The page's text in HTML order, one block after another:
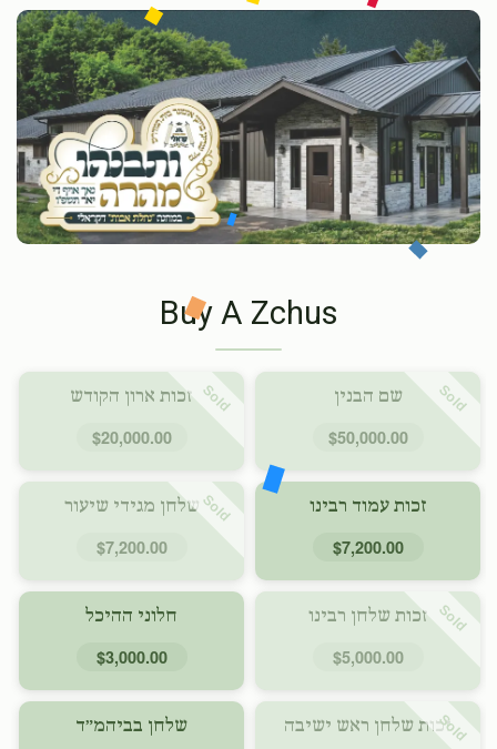
Buy A Zchus
Sold שם הבנין
$50,000.00
Sold זכות ארון הקודש
$20,000.00
זכות עמוד רבינו
$7,200.00
Sold שלחן מגידי שיעור
$7,200.00
Sold זכות שלחן רבינו
$5,000.00
חלוני ההיכל
$3,000.00
Soldזכות שלחן ראש ישיבה שלחן בביהמ״ד